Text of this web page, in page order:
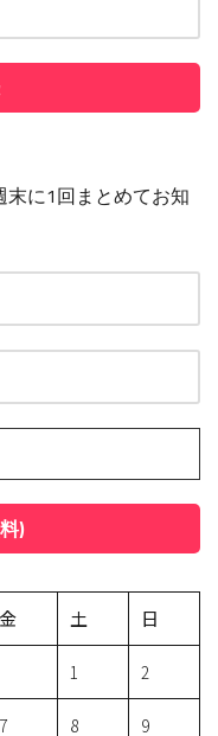
に1回まとめてお知
金 土 日
1 2
7 8 9